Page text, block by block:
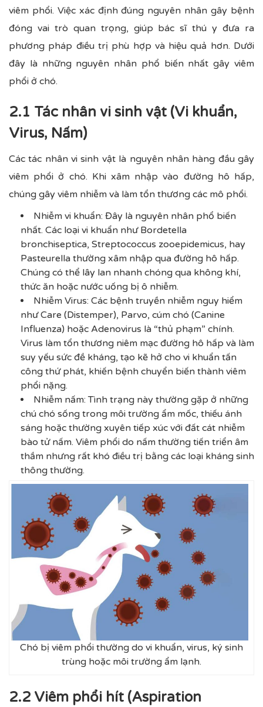
viêm phổi. Việc xác định đúng nguyên nhân gây bệnh
đóng vai trò quan trọng, giúp bác sĩ thú y đưa ra
phương pháp điều trị phù hợp và hiệu quả hơn. Dưới
đây là những nguyên nhân phổ biến nhất gây viêm
phổi ở chó.
2.1 Tác nhân vi sinh vật (Vi khuẩn,
Virus, Nấm)
Các tác nhân vi sinh vật là nguyên nhân hàng đầu gây
viêm phổi ở chó. Khi xâm nhập vào đường hô hấp,
chúng gây viêm nhiễm và làm tổn thương các mô phổi.
Nhiễm vi khuẩn: Đây là nguyên nhân phổ biến
nhất. Các loại vi khuẩn như Bordetella
bronchiseptica, Streptococcus zooepidemicus, hay
Pasteurella thường xâm nhập qua đường hô hấp.
Chúng có thể lây lan nhanh chóng qua không khí,
thức ăn hoặc nước uống bị ô nhiễm.
Nhiễm Virus: Các bệnh truyền nhiễm nguy hiểm
như Care (Distemper), Parvo, cúm chó (Canine
Influenza) hoặc Adenovirus là “thủ phạm” chính.
Virus làm tổn thương niêm mạc đường hô hấp và làm
suy yếu sức đề kháng, tạo kẽ hở cho vi khuẩn tấn
công thứ phát, khiến bệnh chuyển biến thành viêm
phổi nặng.
Nhiễm nấm: Tình trạng này thường gặp ở những
chú chó sống trong môi trường ẩm mốc, thiếu ánh
sáng hoặc thường xuyên tiếp xúc với đất cát nhiễm
bào tử nấm. Viêm phổi do nấm thường tiến triển âm
thầm nhưng rất khó điều trị bằng các loại kháng sinh
thông thường.
Chó bị viêm phổi thường do vi khuẩn, virus, ký sinh
trùng hoặc môi trường ẩm lạnh.
2.2 Viêm phổi hít (Aspiration